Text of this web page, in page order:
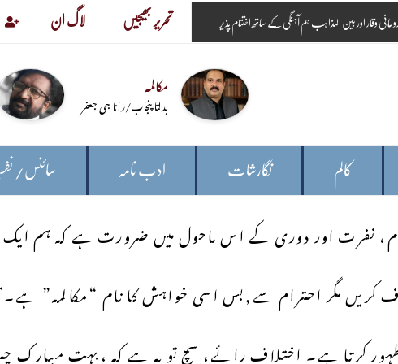
تحریر بھیجیں لاگ ان
مکالمہ
بدلتا پنجاب/رانا جی جعفر
کالم نگارشات ادب نامہ سائنس/
نفرت اور دوری کے اس ماحول میں ضرورت ہے کہ ہم
کریں مگر احترام سے,بس اسی خواہش کا نام “مکالمہ” ہے۔
کرتا ہے۔ اختلاف رائے، سچ تو یہ ہے کہ ،بہت مبارک